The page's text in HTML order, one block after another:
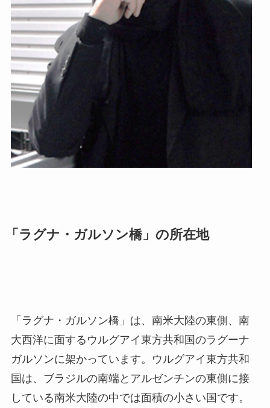
「ラグナ・ガルソン橋」の所在地
「ラグナ・ガルソン橋」は、南米大陸の東側、南
大西洋に面するウルグアイ東方共和国のラグーナ
ガルソンに架かっています。ウルグアイ東方共和
国は、ブラジルの南端とアルゼンチンの東側に接
している南米大陸の中では面積の小さい国です。